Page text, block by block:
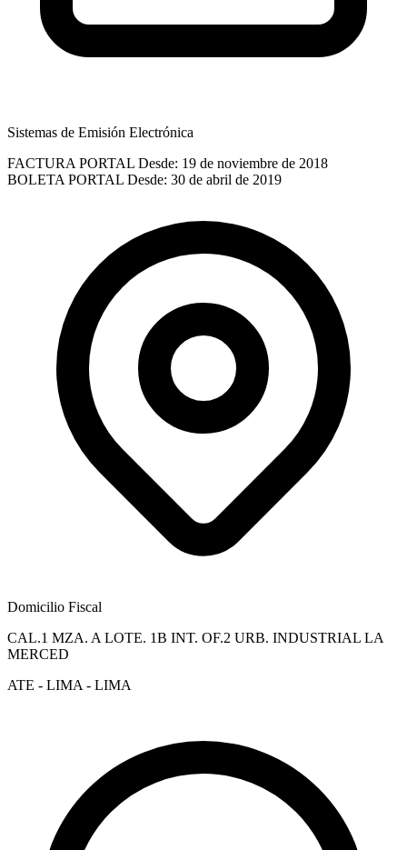
Sistemas de Emisión Electrónica
FACTURA PORTAL Desde: 19 de noviembre de 2018
BOLETA PORTAL Desde: 30 de abril de 2019
Domicilio Fiscal
CAL.1 MZA. A LOTE. 1B INT. OF.2 URB. INDUSTRIAL LA
MERCED
ATE - LIMA - LIMA